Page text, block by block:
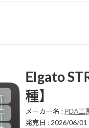
Elgato
種】
メーカー名 : PDA工
発売日 : 2026/06/01